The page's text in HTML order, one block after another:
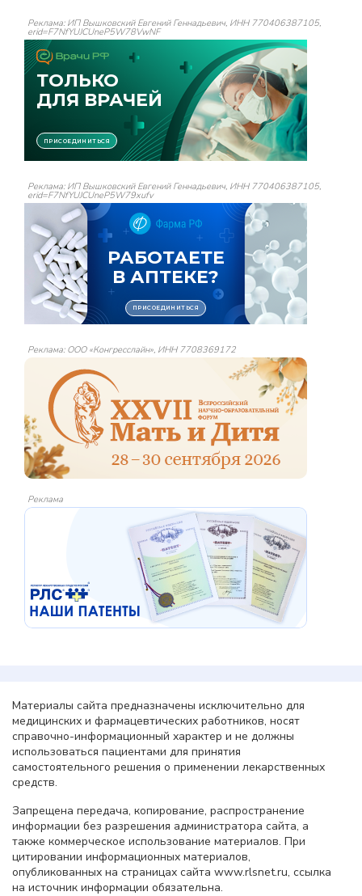
Реклама: ИП Вышковский Евгений Геннадьевич, ИНН 770406387105,
erid=F7NfYUJCUneP5W78VwNF
Реклама: ИП Вышковский Евгений Геннадьевич, ИНН 770406387105,
erid=F7NfYUJCUneP5W79xufv
Реклама: ООО «Конгресслайн», ИНН 7708369172
Реклама
Материалы сайта предназначены исключительно для
медицинских и фармацевтических работников, носят
справочно-информационный характер и не должны
использоваться пациентами для принятия
самостоятельного решения о применении лекарственных
средств.
Запрещена передача, копирование, распространение
информации без разрешения администратора сайта, а
также коммерческое использование материалов. При
цитировании информационных материалов,
опубликованных на страницах сайта www.rlsnet.ru, ссылка
на источник информации обязательна.